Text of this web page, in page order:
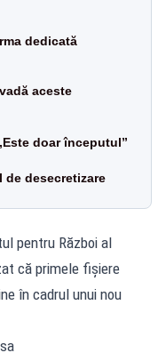
dedicată
aceste
doar începutul”
de desecretizare
pentru Război al
că primele fișiere
în cadrul unui nou